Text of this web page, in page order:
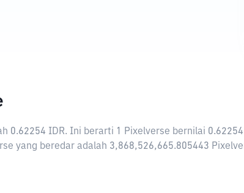
0.62254 IDR. Ini berarti 1 Pixelverse bernilai
yang beredar adalah 3,868,526,665.805443